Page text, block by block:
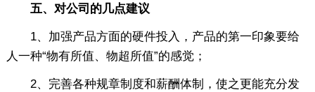
五、对公司的几点建议
1、加强产品方面的硬件投入，产品的第一印象要给
人一种“物有所值、物超所值”的感觉；
2、完善各种规章制度和薪酬体制，使之更能充分发